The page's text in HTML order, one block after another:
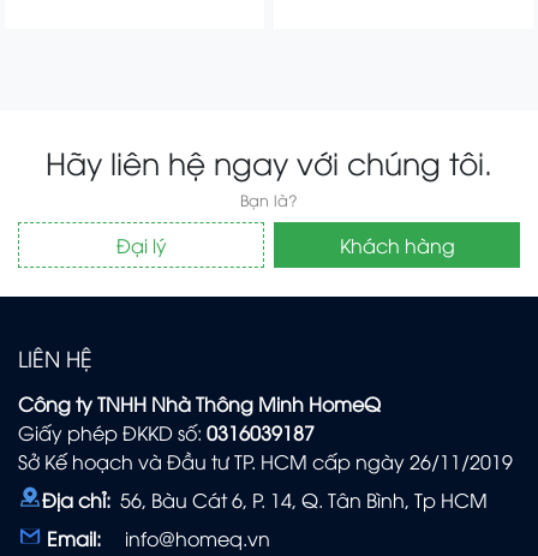
Hãy liên hệ ngay với chúng tôi.
Bạn là?
Đại lý Khách hàng
LIÊN HỆ
Công ty TNHH Nhà Thông Minh HomeQ
Giấy phép ĐKKD số: 0316039187
Sở Kế hoạch và Đầu tư TP. HCM cấp ngày 26/11/2019
Địa chỉ: 56, Bàu Cát 6, P. 14, Q. Tân Bình, Tp HCM
Email:
info@homeq.vn